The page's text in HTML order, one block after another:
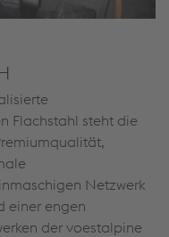
Flachstahl steht die
Netzwerk
einer engen
der voestalpine